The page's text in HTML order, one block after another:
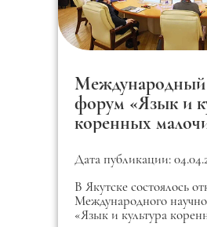
форум «Язык и
коренных
современности и
стратегии
Дата публикации:
В Якутске состоялось
Международного
«Язык и культура